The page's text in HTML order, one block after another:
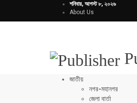
শনিবার, আগস্ট ৮, ২০২৬
About Us
জাতীয়
নগর-মহানগর
জেলা বার্তা